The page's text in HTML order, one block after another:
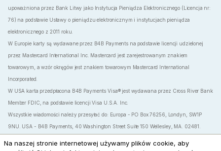
upoważniona przez Bank Litwy jako Instytucja Pieniądza Elektronicznego (Licencja nr:
76) na podstawie Ustawy o pieniądzu elektronicznym i instytucjach pieniądza
elektronicznego z 2011 roku.
W Europie karty są wydawane przez B4B Payments na podstawie licencji udzielonej
przez Mastercard International Inc. Mastercard jest zarejestrowanym znakiem
towarowym, a wzór okręgów jest znakiem towarowym Mastercard International
Incorporated.
W USA karta przedpłacona B4B Payments Visa® jest wydawana przez Cross River Bank
Member FDIC, na podstawie licencji Visa U.S.A. Inc.
Wszystkie wiadomości należy przesyłać do: Europa - PO Box 76256, Londyn, SW1P
9NU. USA - B4B Payments, 40 Washington Street Suite 150 Wellesley, MA. 02481.
Na naszej stronie internetowej używamy plików cookie, aby